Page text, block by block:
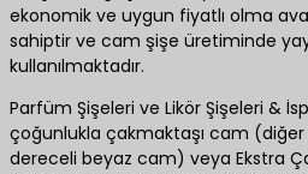
ekonomik ve uygun fiyatlı olma
sahiptir ve cam şişe üretiminde
kullanılmaktadır.
Parfüm Şişeleri ve Likör Şişeleri &
çoğunlukla çakmaktaşı cam (diğer
dereceli beyaz cam) veya Ekstra